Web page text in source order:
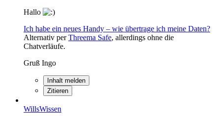
Hallo
Ich habe ein neues Handy ­– wie übertrage ich meine Daten?
Alternativ perThreema Safe, allerdings ohne die
Chatverläufe.
Gruß Ingo
Inhalt melden
Zitieren
WillsWissen